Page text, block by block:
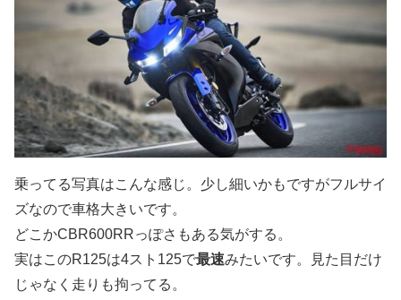
乗ってる写真はこんな感じ。少し細いかもですがフルサイ
ズなので車格大きいです。
どこかCBR600RRっぽさもある気がする。
実はこのR125は4スト125で最速みたいです。見た目だけ
じゃなく走りも拘ってる。